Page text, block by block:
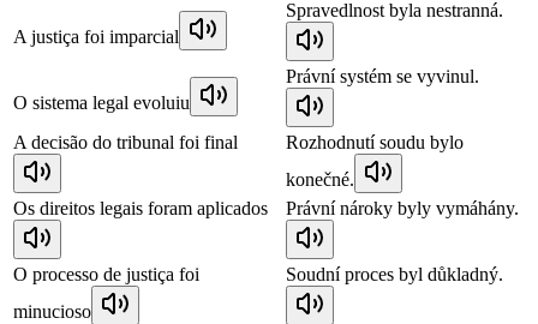
A justiça foi imparcial
Spravedlnost byla nestranná.
O sistema legal evoluiu
Právní systém se vyvinul.
A decisão do tribunal foi final
Rozhodnutí soudu bylo
konečné.
Os direitos legais foram aplicados
Právní nároky byly vymáhány.
O processo de justiça foi
minucioso
Soudní proces byl důkladný.